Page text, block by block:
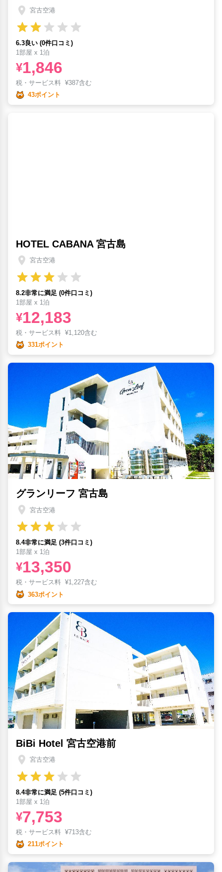
宮古空港
6.3良い (0件口コミ)
1部屋 x 1泊
¥1,846
税・サービス料 ¥387含む
43ポイント
HOTEL CABANA 宮古島
宮古空港
8.2非常に満足 (0件口コミ)
1部屋 x 1泊
¥12,183
税・サービス料 ¥1,120含む
331ポイント
グランリーフ 宮古島
宮古空港
8.4非常に満足 (3件口コミ)
1部屋 x 1泊
¥13,350
税・サービス料 ¥1,227含む
363ポイント
BiBi Hotel 宮古空港前
宮古空港
8.4非常に満足 (5件口コミ)
1部屋 x 1泊
¥7,753
税・サービス料 ¥713含む
211ポイント